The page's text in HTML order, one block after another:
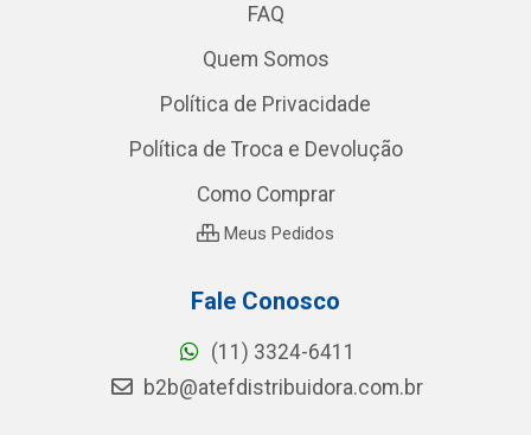
FAQ
Quem Somos
Política de Privacidade
Política de Troca e Devolução
Como Comprar
Meus Pedidos
Fale Conosco
(11) 3324-6411
b2b@atefdistribuidora.com.br